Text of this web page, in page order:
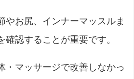
やお尻、インナーマッスルま
確認することが重要です。
・マッサージで改善しなかっ